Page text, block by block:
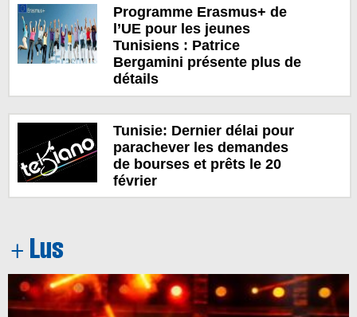
Programme Erasmus+ de
l’UE pour les jeunes
Tunisiens : Patrice
Bergamini présente plus de
détails
Tunisie: Dernier délai pour
parachever les demandes
de bourses et prêts le 20
février